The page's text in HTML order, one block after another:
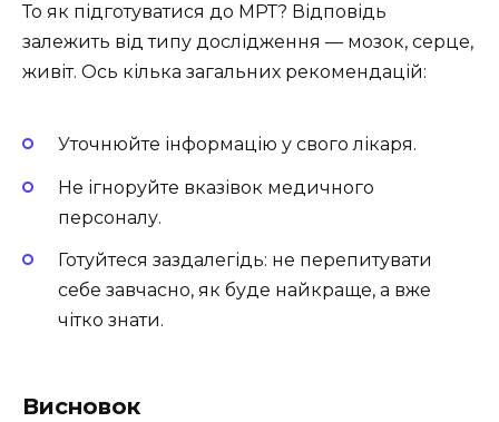
То як підготуватися до МРТ? Відповідь
залежить від типу дослідження — мозок, серце,
живіт. Ось кілька загальних рекомендацій:
Уточнюйте інформацію у свого лікаря.
Не ігноруйте вказівок медичного
персоналу.
Готуйтеся заздалегідь: не перепитувати
себе завчасно, як буде найкраще, а вже
чітко знати.
Висновок